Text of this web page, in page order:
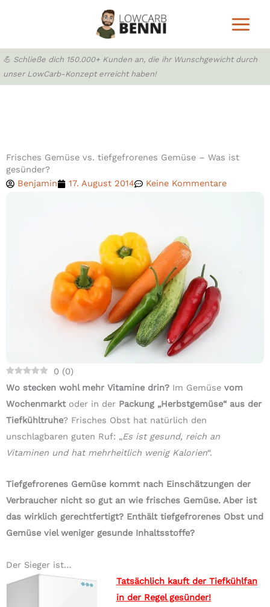
💪 Schließe dich 150.000+ Kunden an, die ihr Wunschgewicht durch
unser LowCarb-Konzept erreicht haben!
Frisches Gemüse vs. tiefgefrorenes Gemüse – Was ist
gesünder?
Benjamin
17. August 2014 Keine Kommentare
0 (0)
Wo stecken wohl mehr Vitamine drin? Im Gemüse vom
Wochenmarktoder in der Packung „Herbstgemüse“ aus der
Tiefkühltruhe? Frisches Obst hat natürlich den
unschlagbaren guten Ruf: „Es ist gesund, reich an
Vitaminen und hat mehrheitlich wenig Kalorien“.
Tiefgefrorenes Gemüse kommt nach Einschätzungen der
Verbraucher nicht so gut an wie frisches Gemüse. Aber ist
das wirklich gerechtfertigt? Enthält tiefgefrorenes Obst und
Gemüse viel weniger gesunde Inhaltsstoffe?
Der Sieger ist…
Tatsächlich kauft der Tiefkühlfan
in der Regel gesünder!